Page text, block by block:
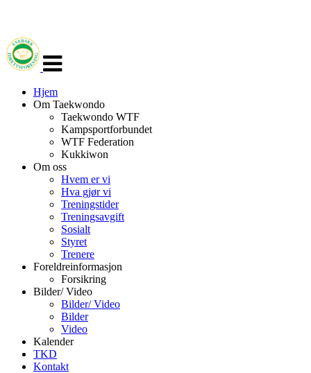
navigasjon
Hjem
Om Taekwondo
Taekwondo WTF
Kampsportforbundet
WTF Federation
Kukkiwon
Om oss
Hvem er vi
Hva gjør vi
Treningstider
Treningsavgift
Sosialt
Styret
Trenere
Foreldreinformasjon
Forsikring
Bilder/ Video
Bilder/ Video
Bilder
Video
Kalender
TKD
Kontakt